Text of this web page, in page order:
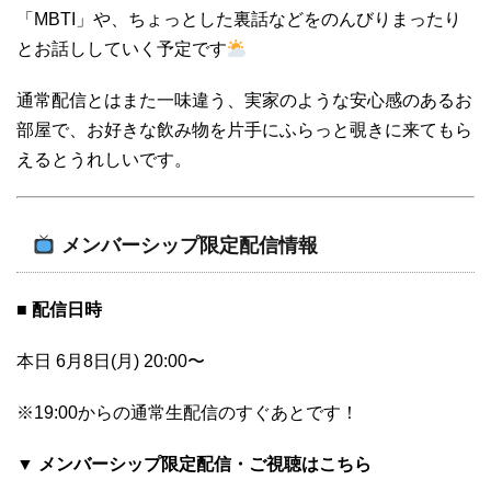
「MBTI」や、ちょっとした裏話などをのんびりまったり
とお話ししていく予定です
通常配信とはまた一味違う、実家のような安心感のあるお
部屋で、お好きな飲み物を片手にふらっと覗きに来てもら
えるとうれしいです。
メンバーシップ限定配信情報
■ 配信日時
本日 6月8日(月) 20:00〜
※19:00からの通常生配信のすぐあとです！
▼ メンバーシップ限定配信・ご視聴はこちら